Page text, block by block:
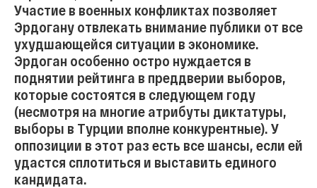
Участие в военных конфликтах позволяет
Эрдогану отвлекать внимание публики от все
ухудшающейся ситуации в экономике.
Эрдоган особенно остро нуждается в
поднятии рейтинга в преддверии выборов,
которые состоятся в следующем году
(несмотря на многие атрибуты диктатуры,
выборы в Турции вполне конкурентные). У
оппозиции в этот раз есть все шансы, если ей
удастся сплотиться и выставить единого
кандидата.